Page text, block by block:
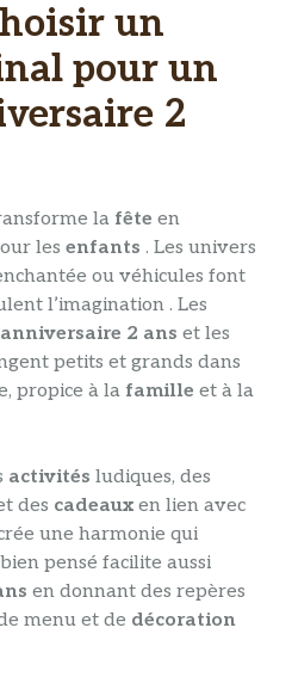
un
pour un
2
la fête en
les enfants . Les univers
ou véhicules font
l’imagination . Les
2 ans et les
petits et grands dans
propice à la famille et à la
activités ludiques, des
des cadeaux en lien avec
une harmonie qui
pensé facilite aussi
en donnant des repères
menu et de décoration